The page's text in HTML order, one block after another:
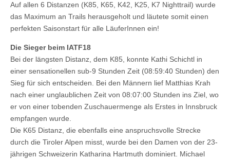
Auf allen 6 Distanzen (K85, K65, K42, K25, K7 Nighttrail) wurde
das Maximum an Trails herausgeholt und läutete somit einen
perfekten Saisonstart für alle LäuferInnen ein!
Die Sieger beim IATF18
Bei der längsten Distanz, dem K85, konnte Kathi Schichtl in
einer sensationellen sub-9 Stunden Zeit (08:59:40 Stunden) den
Sieg für sich entscheiden. Bei den Männern lief Matthias Krah
nach einer unglaublichen Zeit von 08:07:00 Stunden ins Ziel, wo
er von einer tobenden Zuschauermenge als Erstes in Innsbruck
empfangen wurde.
Die K65 Distanz, die ebenfalls eine anspruchsvolle Strecke
durch die Tiroler Alpen misst, wurde bei den Damen von der 23-
jährigen Schweizerin Katharina Hartmuth dominiert. Michael